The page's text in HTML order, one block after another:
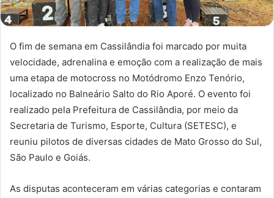
O fim de semana em Cassilândia foi marcado por muita
velocidade, adrenalina e emoção com a realização de mais
uma etapa de motocross no Motódromo Enzo Tenório,
localizado no Balneário Salto do Rio Aporé. O evento foi
realizado pela Prefeitura de Cassilândia, por meio da
Secretaria de Turismo, Esporte, Cultura (SETESC), e
reuniu pilotos de diversas cidades de Mato Grosso do Sul,
São Paulo e Goiás.
As disputas aconteceram em várias categorias e contaram